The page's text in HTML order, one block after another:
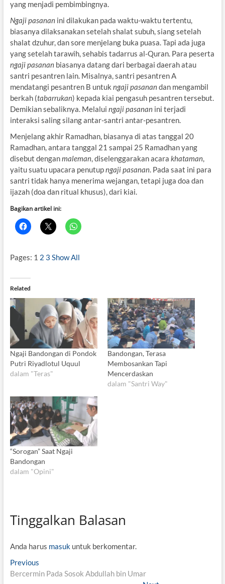
yang menjadi pembimbingnya.
Ngaji pasananini dilakukan pada waktu-waktu tertentu,
biasanya dilaksanakan setelah shalat subuh, siang setelah
shalat dzuhur, dan sore menjelang buka puasa. Tapi ada juga
yang setelah tarawih, sehabis tadarrus al-Quran. Para peserta
ngaji pasananbiasanya datang dari berbagai daerah atau
santri pesantren lain. Misalnya, santri pesantren A
mendatangi pesantren B untuk ngaji pasanandan mengambil
berkah (tabarrukan) kepada kiai pengasuh pesantren tersebut.
Demikian sebaliknya. Melalui ngaji pasananini terjadi
interaksi saling silang antar-santri antar-pesantren.
Menjelang akhir Ramadhan, biasanya di atas tanggal 20
Ramadhan, antara tanggal 21 sampai 25 Ramadhan yang
disebut denganmaleman, diselenggarakan acara khataman,
yaitu suatu upacara penutupngaji pasanan. Pada saat ini para
santri tidak hanya menerima wejangan, tetapi juga doa dan
ijazah (doa dan ritual khusus), dari kiai.
Bagikan artikel ini:
Pages: 1 2 3 Show All
Related
Ngaji Bandongan di Pondok
Putri Riyadlotul Uquul
dalam "Teras"
Bandongan, Terasa
Membosankan Tapi
Mencerdaskan
dalam "Santri Way"
“Sorogan” Saat Ngaji
Bandongan
dalam "Opini"
Tinggalkan Balasan
Anda harus masukuntuk berkomentar.
N
Previous
r
Bercermin Pada Sosok Abdullah bin Umar